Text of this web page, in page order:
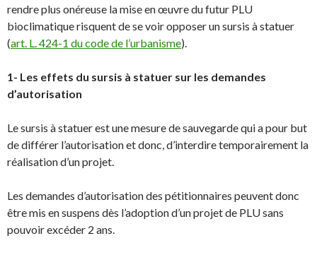
rendre plus onéreuse la mise en œuvre du futur PLU
bioclimatique risquent de se voir opposer un sursis à statuer
(art. L. 424-1 du code de l’urbanisme).
1- Les effets du sursis à statuer sur les demandes
d’autorisation
Le sursis à statuer est une mesure de sauvegarde qui a pour but
de différer l’autorisation et donc, d’interdire temporairement la
réalisation d’un projet.
Les demandes d’autorisation des pétitionnaires peuvent donc
être mis en suspens dès l’adoption d’un projet de PLU sans
pouvoir excéder 2 ans.